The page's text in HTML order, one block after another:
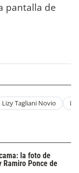
pantalla de
Lizy Tagliani Novio
la foto de
Ramiro Ponce de